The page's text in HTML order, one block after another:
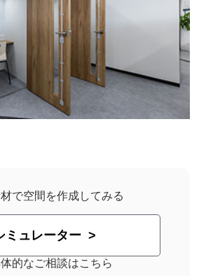
で空間を作成してみる
ミュレーター
的なご相談はこちら